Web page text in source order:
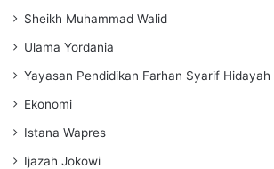
Sheikh Muhammad Walid
Ulama Yordania
Yayasan Pendidikan Farhan Syarif Hidayah
Ekonomi
Istana Wapres
Ijazah Jokowi